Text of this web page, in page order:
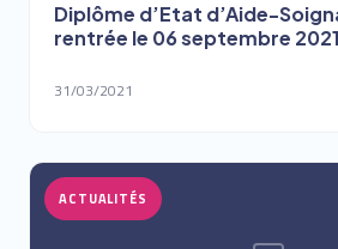
Diplôme d’Etat d’Aide-
rentrée le 06 septembre 2021
31/03/2021
ACTUALITÉS